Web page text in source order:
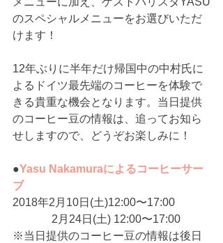
のスペシャルメニューをお選びいただ
けます！
12年ぶりに半年だけ帰国中の中村氏に
よるドイツ最先端のコーヒーを体験で
きる貴重な機会となります。当日提供
のコーヒー豆の情報は、追ってお知ら
せしますので、どうぞお楽しみに！
●Yasu Nakamuraによるコーヒーサー
ブ
2018年2月10日(土)12:00〜17:00
2月24日(土) 12:00〜17:00
※当日提供のコーヒー豆の情報は後日